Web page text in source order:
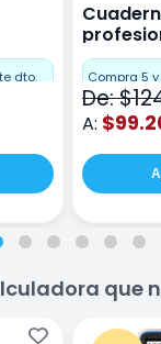
dto.
raya 80
Purpura
Compra 5
De:
A:
que